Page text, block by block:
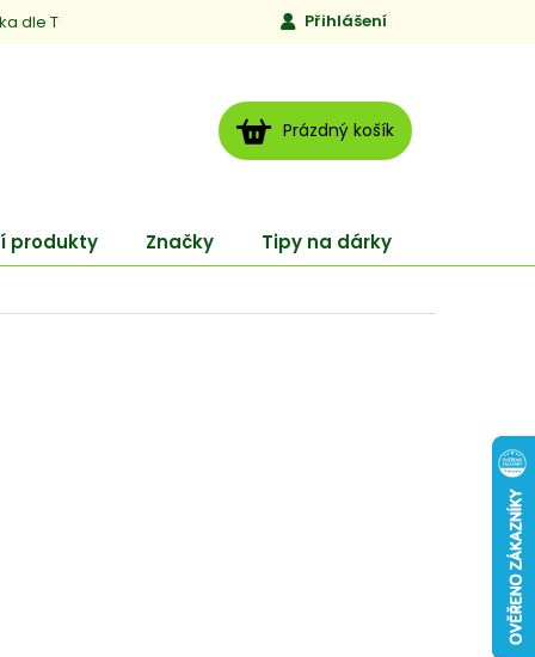
dle TCM Jen to, čemu věříme
Přihlášení
NÁKUPNÍ
KOŠÍK
Prázdný košík
produkty Značky Tipy na dárky